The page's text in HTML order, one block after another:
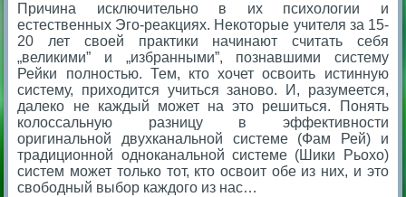
Причина исключительно в их психологии и
естественных Эго-реакциях. Некоторые учителя за 15-
20 лет своей практики начинают считать себя
„великими” и „избранными”, познавшими систему
Рейки полностью. Тем, кто хочет освоить истинную
систему, приходится учиться заново. И, разумеется,
далеко не каждый может на это решиться. Понять
колоссальную разницу в эффективности
оригинальной двухканальной системе (Фам Рей) и
традиционной одноканальной системе (Шики Рьохо)
систем может только тот, кто освоит обе из них, и это
свободный выбор каждого из нас…